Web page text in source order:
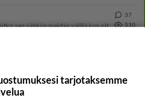
Muru, sä oot ihana. Tunsitko sen sähkön meidän välillä kun oltiin ihan låhekkäin? 👩‍❤️‍👩❤️😼😘
37
510
Sinkut
tarjotaksemme